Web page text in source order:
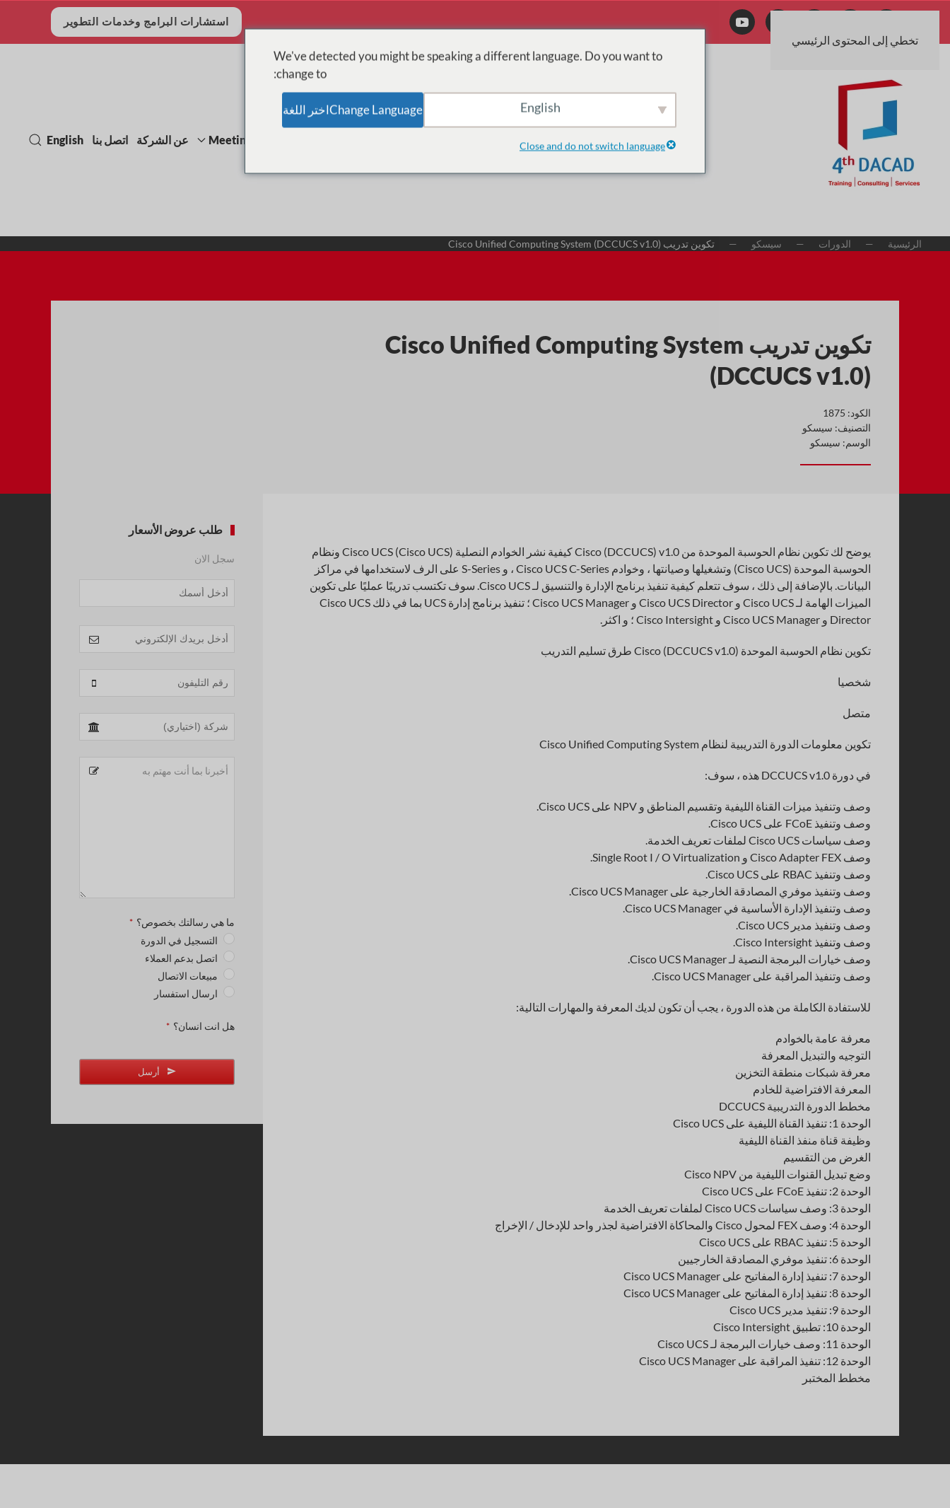
تخطي إلى المحتوى الرئيسي
استشارات البرامج وخدمات التطوير
الصفحة الرئيسية Meetings, events & experiences Solutions عن الشركة اتصل بنا English
الرئيسية الدورات سيسكو تكوين تدريب Cisco Unified Computing System (DCCUCS v1.0)
تكوين تدريب Cisco Unified Computing System
(DCCUCS v1.0)
الكود: 1875
التصنيف: سيسكو
الوسم: سيسكو
يوضح لك تكوين نظام الحوسبة الموحدة من Cisco (DCCUCS) v1.0 كيفية نشر الخوادم النصلية Cisco UCS (Cisco UCS) ونظام
الحوسبة الموحدة (Cisco UCS) وتشغيلها وصيانتها ، وخوادم Cisco UCS C-Series ، و S-Series على الرف لاستخدامها في مراكز
البيانات. بالإضافة إلى ذلك ، سوف تتعلم كيفية تنفيذ برنامج الإدارة والتنسيق لـ Cisco UCS. سوف تكتسب تدريبًا عمليًا على تكوين
الميزات الهامة لـ Cisco UCS و Cisco UCS Director و Cisco UCS Manager ؛ تنفيذ برنامج إدارة UCS بما في ذلك Cisco UCS
Director و Cisco UCS Manager و Cisco Intersight ؛ و اكثر.
تكوين نظام الحوسبة الموحدة Cisco (DCCUCS v1.0) طرق تسليم التدريب
شخصيا
متصل
تكوين معلومات الدورة التدريبية لنظام Cisco Unified Computing System
في دورة DCCUCS v1.0 هذه ، سوف:
وصف وتنفيذ ميزات القناة الليفية وتقسيم المناطق و NPV على Cisco UCS.
وصف وتنفيذ FCoE على Cisco UCS.
وصف سياسات Cisco UCS لملفات تعريف الخدمة.
وصف Cisco Adapter FEX و Single Root I / O Virtualization.
وصف وتنفيذ RBAC على Cisco UCS.
وصف وتنفيذ موفري المصادقة الخارجية على Cisco UCS Manager.
وصف وتنفيذ الإدارة الأساسية في Cisco UCS Manager.
وصف وتنفيذ مدير Cisco UCS.
وصف وتنفيذ Cisco Intersight.
وصف خيارات البرمجة النصية لـ Cisco UCS Manager.
وصف وتنفيذ المراقبة على Cisco UCS Manager.
للاستفادة الكاملة من هذه الدورة ، يجب أن تكون لديك المعرفة والمهارات التالية:
معرفة عامة بالخوادم
التوجيه والتبديل المعرفة
معرفة شبكات منطقة التخزين
المعرفة الافتراضية للخادم
مخطط الدورة التدريبية DCCUCS
الوحدة 1: تنفيذ القناة الليفية على Cisco UCS
وظيفة قناة منفذ القناة الليفية
الغرض من التقسيم
وضع تبديل القنوات الليفية من Cisco NPV
الوحدة 2: تنفيذ FCoE على Cisco UCS
الوحدة 3: وصف سياسات Cisco UCS لملفات تعريف الخدمة
الوحدة 4: وصف FEX لمحول Cisco والمحاكاة الافتراضية لجذر واحد للإدخال / الإخراج
الوحدة 5: تنفيذ RBAC على Cisco UCS
الوحدة 6: تنفيذ موفري المصادقة الخارجيين
الوحدة 7: تنفيذ إدارة المفاتيح على Cisco UCS Manager
الوحدة 8: تنفيذ إدارة المفاتيح على Cisco UCS Manager
الوحدة 9: تنفيذ مدير Cisco UCS
الوحدة 10: تطبيق Cisco Intersight
الوحدة 11: وصف خيارات البرمجة لـ Cisco UCS
الوحدة 12: تنفيذ المراقبة على Cisco UCS Manager
مخطط المختبر
طلب عروض الأسعار
سجل الان
Company
Name
ما هي رسالتك بخصوص؟ *
التسجيل في الدورة
اتصل بدعم العملاء
مبيعات الاتصال
ارسال استفسار
هل انت انسان؟ *
أرسل
We've detected you might be speaking a different language. Do you want to
change to:
English Change Languageاختر اللغة
Close and do not switch language